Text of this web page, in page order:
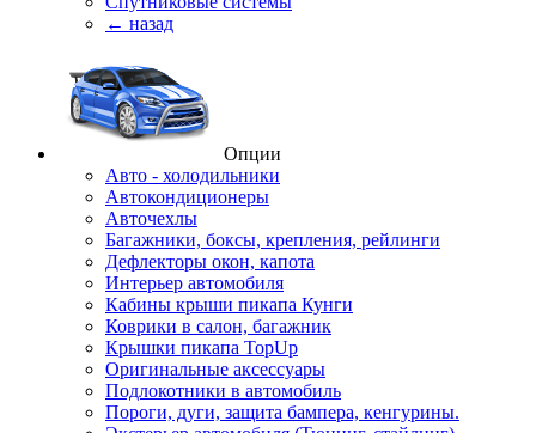
← назад
Опции
Авто - холодильники
Автокондиционеры
Авточехлы
Багажники, боксы, крепления, рейлинги
Дефлекторы окон, капота
Интерьер автомобиля
Кабины крыши пикапа Кунги
Коврики в салон, багажник
Крышки пикапа TopUp
Оригинальные аксессуары
Подлокотники в автомобиль
Пороги, дуги, защита бампера, кенгурины.